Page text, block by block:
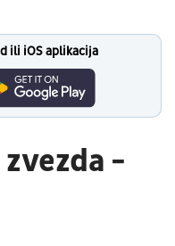
ili iOS aplikacija
zvezda -